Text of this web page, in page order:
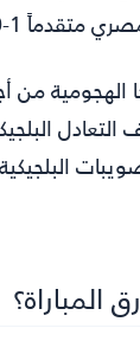
النصف الأول.
الهجومية